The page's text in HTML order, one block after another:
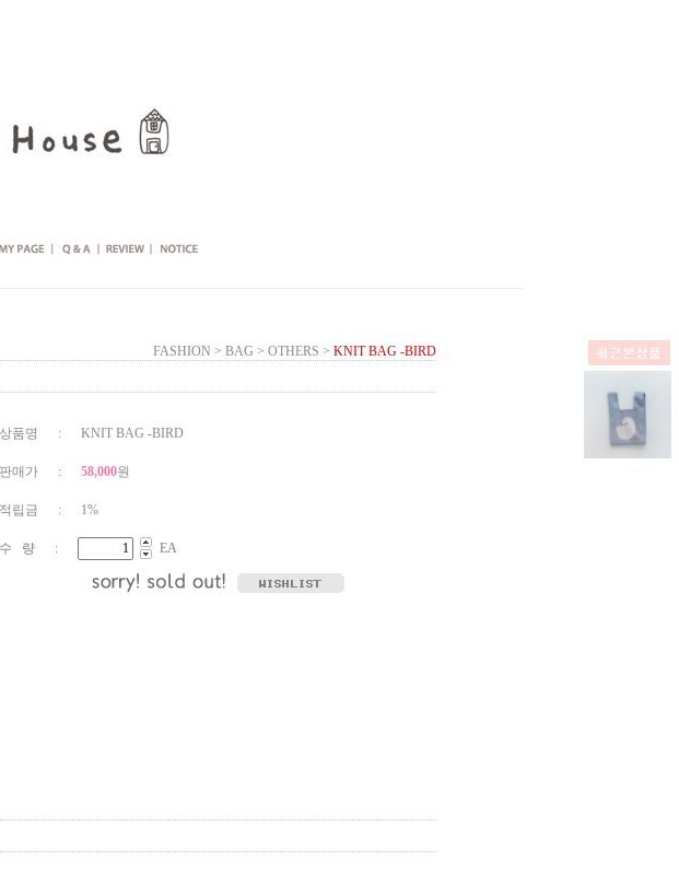
FASHION > BAG > OTHERS > KNIT BAG -BIRD
상품명 : KNIT BAG -BIRD
판매가 : 58,000원
적립금 : 1%
수 량 : EA